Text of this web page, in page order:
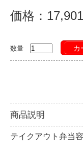
価格：
数量 カ
商品説明
テイクアウト弁当容